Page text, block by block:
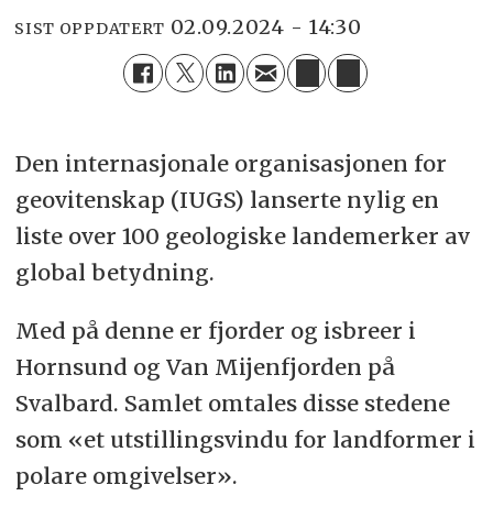
SIST OPPDATERT 02.09.2024 - 14:30
Den internasjonale organisasjonen for
geovitenskap (IUGS) lanserte nylig en
liste over 100 geologiske landemerker av
global betydning.
Med på denne er fjorder og isbreer i
Hornsund og Van Mijenfjorden på
Svalbard. Samlet omtales disse stedene
som «et utstillingsvindu for landformer i
polare omgivelser».